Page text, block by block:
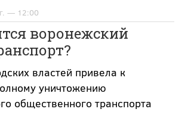
— 12:00
воронежский
властей привела к
уничтожению
общественного транспорта